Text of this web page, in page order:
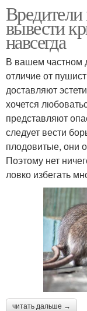
вывести
навсегда
В вашем частном
отличие от
доставляют
хочется
представляют
следует вести
плодовитые, они
Поэтому нет
ловко избегать
читать дальше →